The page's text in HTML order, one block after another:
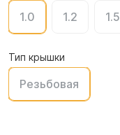
1.0 1.2 1.5
Тип крышки
Резьбовая